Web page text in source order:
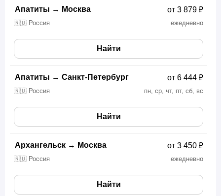
Апатиты → Москва
🇷🇺 Россия ежедневно
от 3 879 ₽
Найти
Апатиты → Санкт-Петербург
🇷🇺 Россия пн, ср, чт, пт, сб, вс
от 6 444 ₽
Найти
Архангельск → Москва
🇷🇺 Россия ежедневно
от 3 450 ₽
Найти